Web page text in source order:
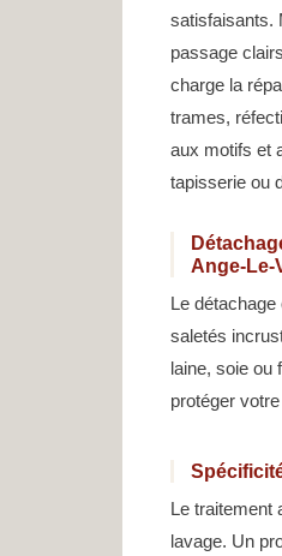
satisfaisants.
passage
charge la
trames,
aux motifs et
tapisserie ou
Ange-Le-
Le
saletés
laine, soie ou
protéger
Le traitement
lavage. Un